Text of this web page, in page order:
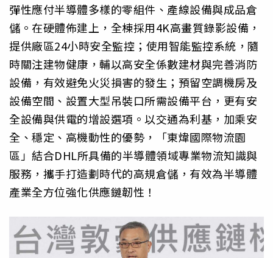
彈性應付半導體多樣的零組件、產線設備與成品倉
儲。在硬體佈建上，全棟採用4K高畫質錄影設備，
提供廠區24小時安全監控；使用智能監控系統，隨
時關注建物健康，輔以高安全係數建材與完善消防
設備，有效避免火災損害的發生；預留空調機房及
設備空間、設置大型吊裝口所需設備平台，更有安
全設備與供電的增設選項。以交通為利基，加乘安
全、穩定、高機動性的優勢，「東煒國際物流園
區」結合DHL所具備的半導體領域專業物流知識與
服務，攜手打造劃時代的高規倉儲，有效為半導體
產業全方位強化供應鏈韌性！